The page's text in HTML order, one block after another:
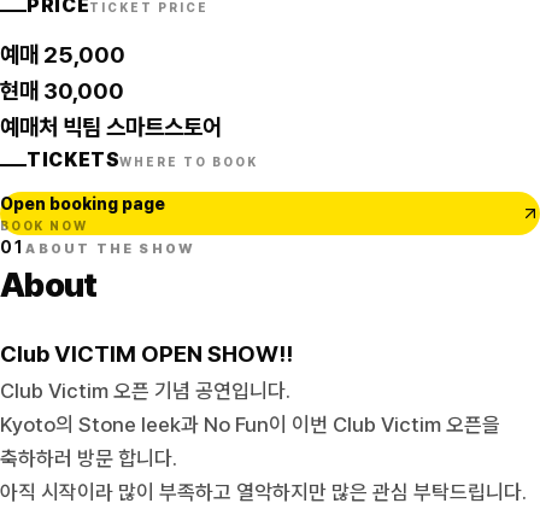
PRICETICKET PRICE
예매 25,000
현매 30,000
예매처 빅팀 스마트스토어
TICKETSWHERE TO BOOK
Open booking page
BOOK NOW
01ABOUT THE SHOW
About
Club VICTIM OPEN SHOW!!
Club Victim 오픈 기념 공연입니다.
Kyoto의 Stone leek과 No Fun이 이번 Club Victim 오픈을
축하하러 방문 합니다.
아직 시작이라 많이 부족하고 열악하지만 많은 관심 부탁드립니다.